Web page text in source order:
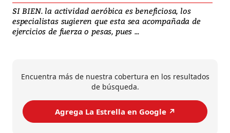
SI BIEN. la actividad aeróbica es beneficiosa, los
especialistas sugieren que esta sea acompañada de
ejercicios de fuerza o pesas, pues ...
Encuentra más de nuestra cobertura en los resultados
de búsqueda.
Agrega La Estrella en Google ↗️